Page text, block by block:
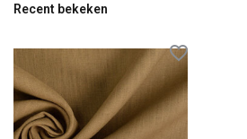
Recent bekeken